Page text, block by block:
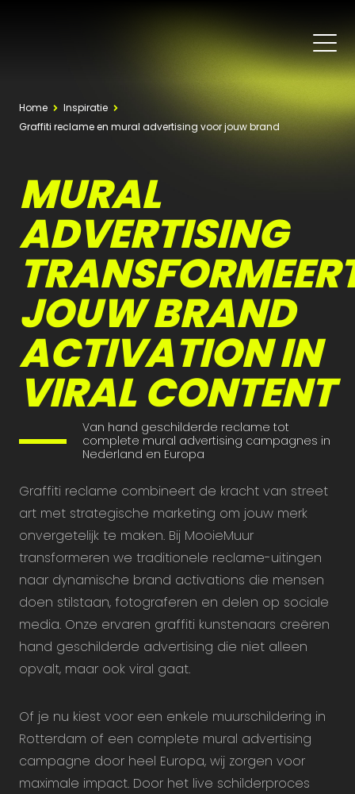
Home
Inspiratie
Graffiti reclame en mural advertising voor jouw brand
MURAL
ADVERTISING
JOUW BRAND
ACTIVATION IN
VIRAL CONTENT
Van hand geschilderde reclame tot
complete mural advertising campagnes in
Nederland en Europa
Graffiti reclame combineert de kracht van street
art met strategische marketing om jouw merk
onvergetelijk te maken. Bij MooieMuur
transformeren we traditionele reclame-uitingen
naar dynamische brand activations die mensen
doen stilstaan, fotograferen en delen op sociale
media. Onze ervaren graffiti kunstenaars creëren
hand geschilderde advertising die niet alleen
opvalt, maar ook viral gaat.
Of je nu kiest voor een enkele muurschildering in
Rotterdam of een complete mural advertising
campagne door heel Europa, wij zorgen voor
maximale impact. Door het live schilderproces